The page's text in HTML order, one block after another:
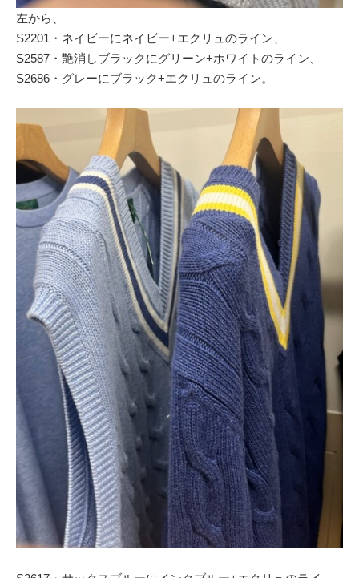
左から、
S2201・ネイビーにネイビー+エクリュのライン、
S2587・艶消しブラックにグリーン+ホワイトのライン、
S2686・グレーにブラック+エクリュのライン。